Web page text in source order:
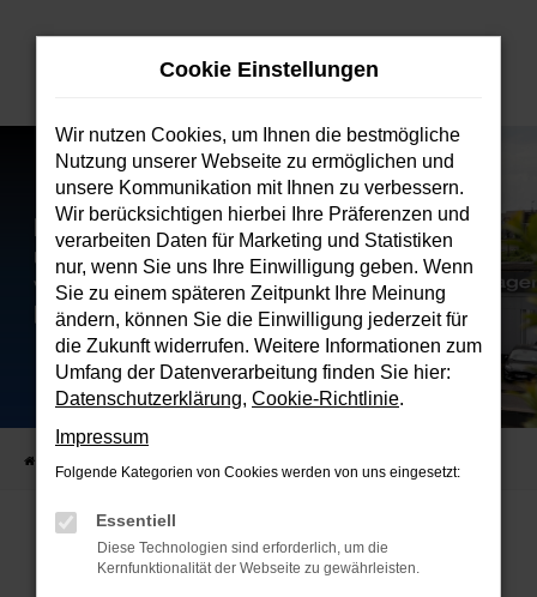
Zum
Fahrzeugbestand
Cookie Einstellungen
Wir nutzen Cookies, um Ihnen die bestmögliche
Nutzung unserer Webseite zu ermöglichen und
unsere Kommunikation mit Ihnen zu verbessern.
Wir berücksichtigen hierbei Ihre Präferenzen und
verarbeiten Daten für Marketing und Statistiken
nur, wenn Sie uns Ihre Einwilligung geben. Wenn
Sie zu einem späteren Zeitpunkt Ihre Meinung
ändern, können Sie die Einwilligung jederzeit für
die Zukunft widerrufen. Weitere Informationen zum
Umfang der Datenverarbeitung finden Sie hier:
Datenschutzerklärung, Cookie-Richtlinie.
Impressum
Folgende Kategorien von Cookies werden von uns eingesetzt:
Essentiell
Diese Technologien sind erforderlich, um die
Kernfunktionalität der Webseite zu gewährleisten.